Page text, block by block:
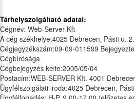
Tárhelyszolgáltató adatai:
Cégnév: Web-Server Kft
A cég székhelye:4025 Debrecen, Pásti u.
Cégjegyzékszám:09-09-011599
Cégbírósága
Cégbejegyzés kelte:2005/05/04
Postacím:WEB-SERVER Kft. 4001
Ügyfélszolgálati iroda:4025 Debrecen,